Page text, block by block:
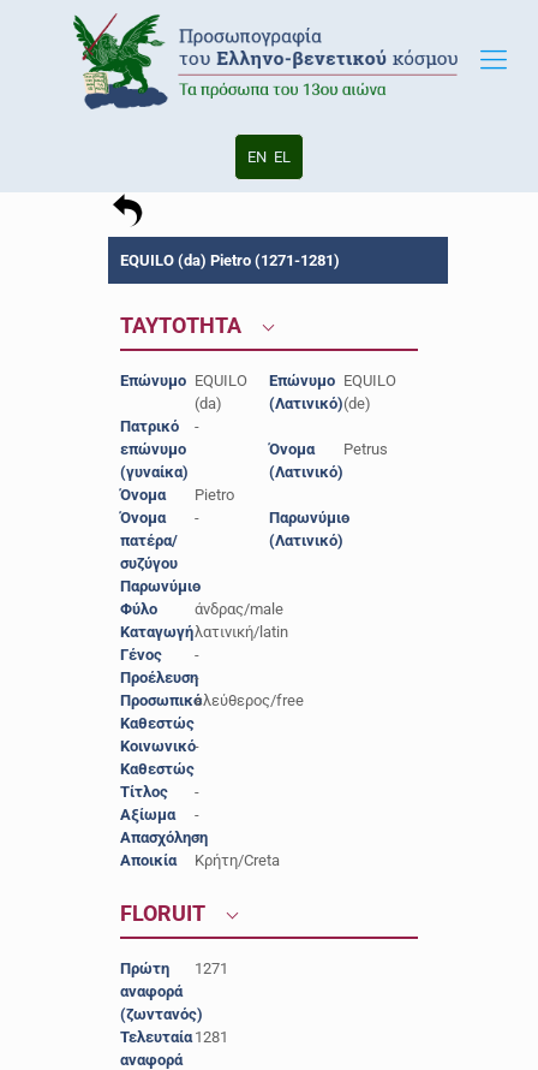
EN EL
EQUILO (da) Pietro (1271-1281)
ΤΑΥΤΟΤΗΤΑ
Επώνυμο EQUILO
(da)
Πατρικό
επώνυμο
(γυναίκα)
-
Όνομα
Pietro
Όνομα
πατέρα/
συζύγου
-
Παρωνύμιο
-
Φύλο
άνδρας/male
Καταγωγήλατινική/latin
Γένος
-
Προέλευση-
Προσωπικό
Καθεστώς
ελεύθερος/free
Κοινωνικό
Καθεστώς
-
Τίτλος
-
Αξίωμα
-
Απασχόληση
-
Αποικία
Κρήτη/Creta
Επώνυμο
(Λατινικό)
EQUILO
(de)
Όνομα
(Λατινικό)
Petrus
Παρωνύμιο
(Λατινικό)
-
FLORUIT
Πρώτη
αναφορά
(ζωντανός)
1271
Τελευταία
αναφορά
1281